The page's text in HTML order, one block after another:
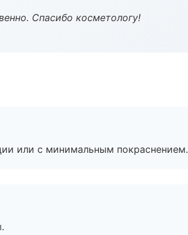
Спасибо косметологу!
или с минимальным покраснением.